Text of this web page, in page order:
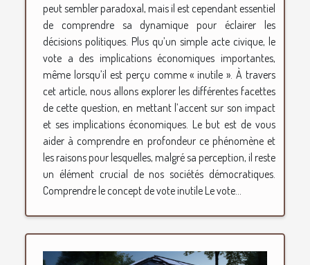
peut sembler paradoxal, mais il est cependant essentiel
de comprendre sa dynamique pour éclairer les
décisions politiques. Plus qu’un simple acte civique, le
vote a des implications économiques importantes,
même lorsqu’il est perçu comme « inutile ». À travers
cet article, nous allons explorer les différentes facettes
de cette question, en mettant l’accent sur son impact
et ses implications économiques. Le but est de vous
aider à comprendre en profondeur ce phénomène et
les raisons pour lesquelles, malgré sa perception, il reste
un élément crucial de nos sociétés démocratiques.
Comprendre le concept de vote inutile Le vote...